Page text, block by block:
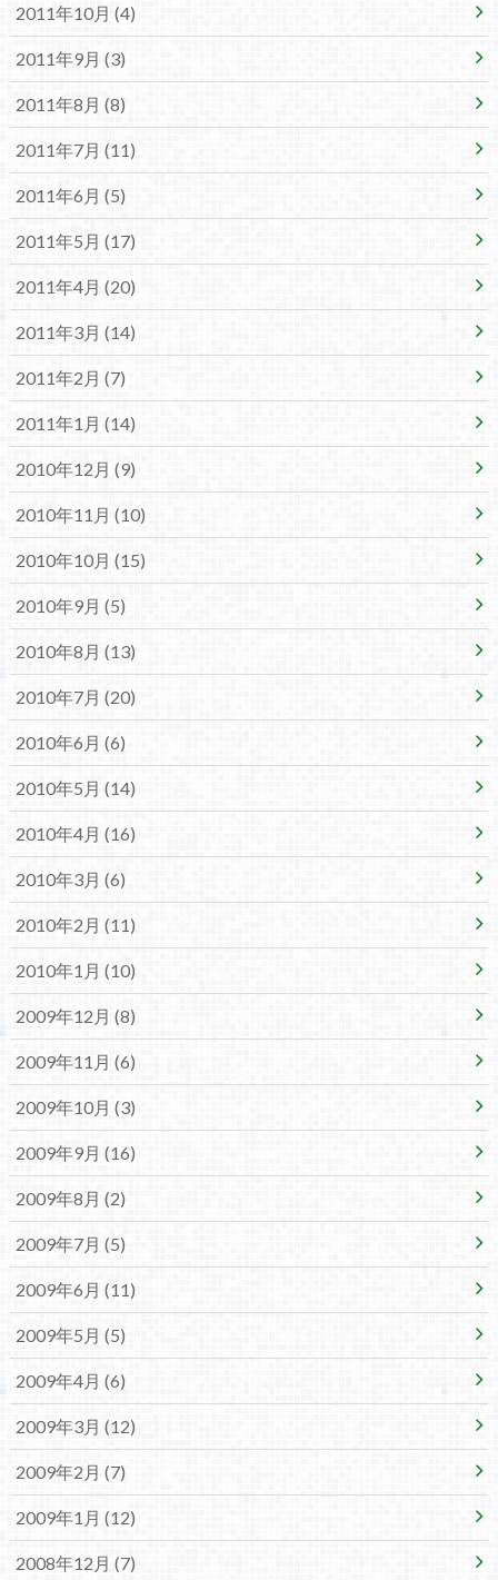
2011年10月 (4)
2011年9月 (3)
2011年8月 (8)
2011年7月 (11)
2011年6月 (5)
2011年5月 (17)
2011年4月 (20)
2011年3月 (14)
2011年2月 (7)
2011年1月 (14)
2010年12月 (9)
2010年11月 (10)
2010年10月 (15)
2010年9月 (5)
2010年8月 (13)
2010年7月 (20)
2010年6月 (6)
2010年5月 (14)
2010年4月 (16)
2010年3月 (6)
2010年2月 (11)
2010年1月 (10)
2009年12月 (8)
2009年11月 (6)
2009年10月 (3)
2009年9月 (16)
2009年8月 (2)
2009年7月 (5)
2009年6月 (11)
2009年5月 (5)
2009年4月 (6)
2009年3月 (12)
2009年2月 (7)
2009年1月 (12)
2008年12月 (7)